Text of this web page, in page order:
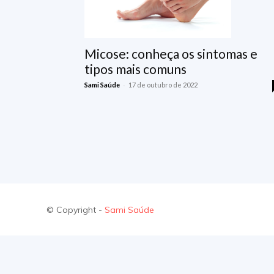
Micose: conheça os sintomas e
tipos mais comuns
Sami Saúde - 17 de outubro de 2022
© Copyright - Sami Saúde